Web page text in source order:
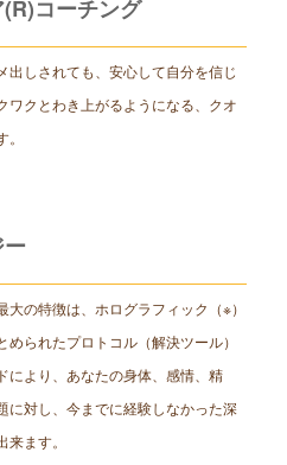
コーチング
出しされても、安心して自分を信じ
ワクとわき上がるようになる、クオ
の特徴は、ホログラフィック（※）
られたプロトコル（解決ツール）
により、あなたの身体、感情、精
に対し、今までに経験しなかった深
ます。